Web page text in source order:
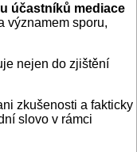
účastníků mediace
významem sporu,
nejen do zjištění
zkušenosti a fakticky
slovo v rámci